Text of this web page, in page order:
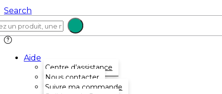
Search
Aide
Centre d’assistance
Nous contacter
Suivre ma commande